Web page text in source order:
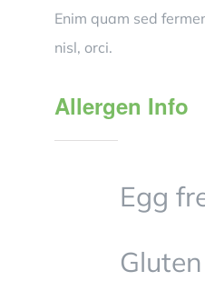
Enim quam sed
nisl, orci.
Allergen Info
Egg